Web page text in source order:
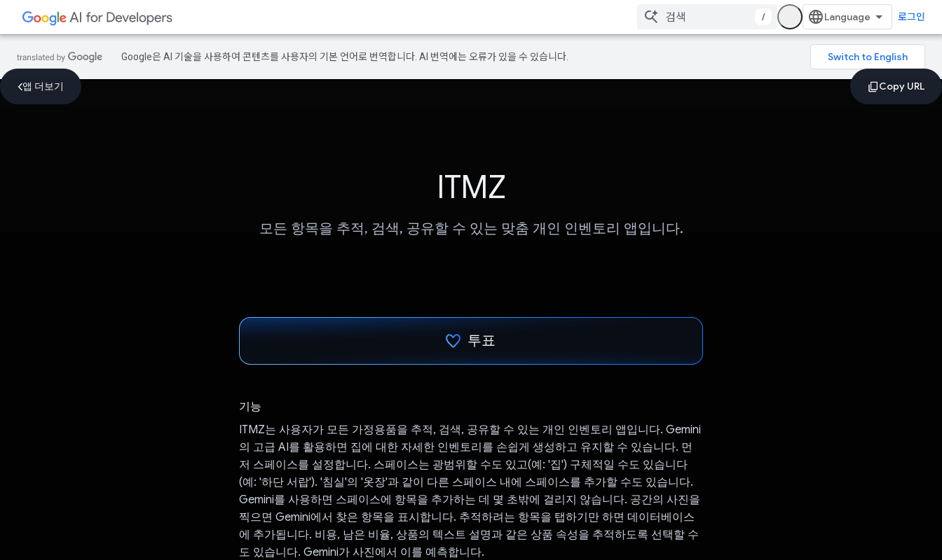
/ 로그인
Google은 AI 기술을 사용하여 콘텐츠를 사용자의 기본 언어로 번역합니다. AI 번역에는 오류가 있을 수 있습니다.
앱 더보기
ITMZ
모든 항목을 추적, 검색, 공유할 수 있는 맞춤 개인 인벤토리 앱입니다.
투표
기능
ITMZ는 사용자가 모든 가정용품을 추적, 검색, 공유할 수 있는 개인 인벤토리 앱입니다. Gemini
의 고급 AI를 활용하면 집에 대한 자세한 인벤토리를 손쉽게 생성하고 유지할 수 있습니다. 먼
저 스페이스를 설정합니다. 스페이스는 광범위할 수도 있고(예: '집') 구체적일 수도 있습니다
(예: '하단 서랍'). '침실'의 '옷장'과 같이 다른 스페이스 내에 스페이스를 추가할 수도 있습니다.
Gemini를 사용하면 스페이스에 항목을 추가하는 데 몇 초밖에 걸리지 않습니다. 공간의 사진을
찍으면 Gemini에서 찾은 항목을 표시합니다. 추적하려는 항목을 탭하기만 하면 데이터베이스
에 추가됩니다. 비용, 남은 비율, 상품의 텍스트 설명과 같은 상품 속성을 추적하도록 선택할 수
도 있습니다. Gemini가 사진에서 이를 예측합니다.